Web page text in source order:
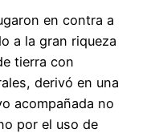
en contra a
a la gran riqueza
tierra con
derivó en una
acompañada no
por el uso de